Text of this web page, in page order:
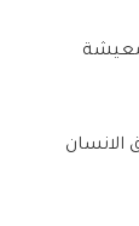
معيشة
الانسان